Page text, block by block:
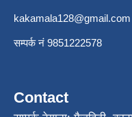
kakamala128@gmail.com
सम्पर्क नं 9851222578
Contact